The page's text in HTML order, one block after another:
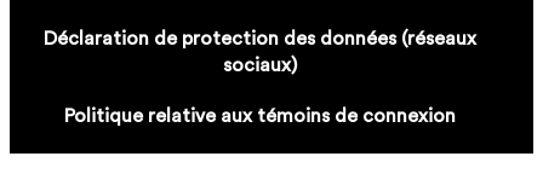
Déclaration de protection des données (réseaux
sociaux)
Politique relative aux témoins de connexion